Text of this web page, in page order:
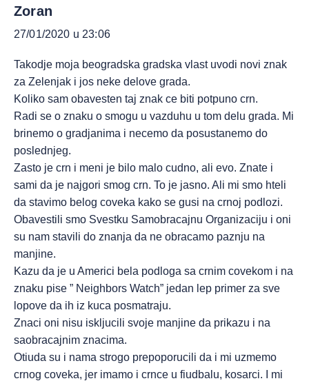
Zoran
27/01/2020 u 23:06
Takodje moja beogradska gradska vlast uvodi novi znak
za Zelenjak i jos neke delove grada.
Koliko sam obavesten taj znak ce biti potpuno crn.
Radi se o znaku o smogu u vazduhu u tom delu grada. Mi
brinemo o gradjanima i necemo da posustanemo do
poslednjeg.
Zasto je crn i meni je bilo malo cudno, ali evo. Znate i
sami da je najgori smog crn. To je jasno. Ali mi smo hteli
da stavimo belog coveka kako se gusi na crnoj podlozi.
Obavestili smo Svestku Samobracajnu Organizaciju i oni
su nam stavili do znanja da ne obracamo paznju na
manjine.
Kazu da je u Americi bela podloga sa crnim covekom i na
znaku pise ” Neighbors Watch” jedan lep primer za sve
lopove da ih iz kuca posmatraju.
Znaci oni nisu iskljucili svoje manjine da prikazu i na
saobracajnim znacima.
Otiuda su i nama strogo prepoporucili da i mi uzmemo
crnog coveka, jer imamo i crnce u fiudbalu, kosarci. I mi